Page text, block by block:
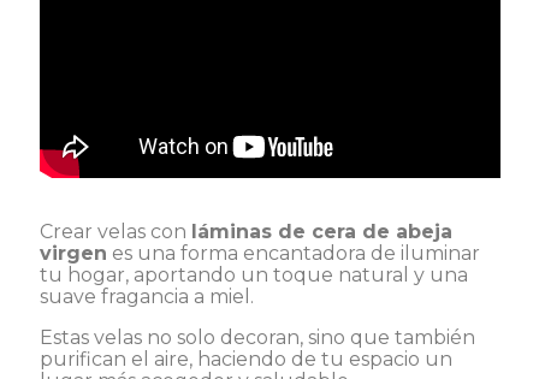
Crear velas con láminas de cera de abeja
virgen es una forma encantadora de iluminar
tu hogar, aportando un toque natural y una
suave fragancia a miel.
Estas velas no solo decoran, sino que también
purifican el aire, haciendo de tu espacio un